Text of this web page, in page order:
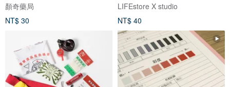
顏奇藥局
NT$ 30
LIFEstore X studio
NT$ 40